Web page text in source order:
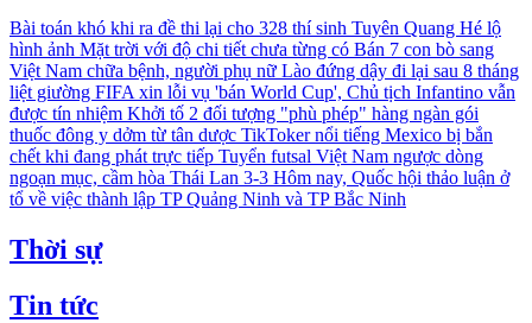
Bài toán khó khi ra đề thi lại cho 328 thí sinh Tuyên Quang Hé lộ
hình ảnh Mặt trời với độ chi tiết chưa từng có Bán 7 con bò sang
Việt Nam chữa bệnh, người phụ nữ Lào đứng dậy đi lại sau 8 tháng
liệt giường FIFA xin lỗi vụ 'bán World Cup', Chủ tịch Infantino vẫn
được tín nhiệm Khởi tố 2 đối tượng "phù phép" hàng ngàn gói
thuốc đông y dởm từ tân dược TikToker nổi tiếng Mexico bị bắn
chết khi đang phát trực tiếp Tuyển futsal Việt Nam ngược dòng
ngoạn mục, cầm hòa Thái Lan 3-3 Hôm nay, Quốc hội thảo luận ở
tổ về việc thành lập TP Quảng Ninh và TP Bắc Ninh
Thời sự
Tin tức